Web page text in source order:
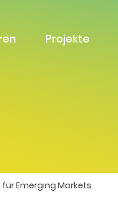
Projekte
Emerging Markets